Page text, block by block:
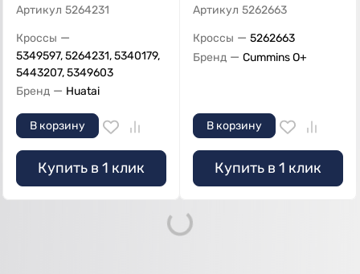
Артикул 5264231
Кроссы —
5349597, 5264231, 5340179,
5443207, 5349603
Бренд — Huatai
В корзину
Купить в 1 клик
Артикул 5262663
Кроссы — 5262663
Бренд — Cummins O+
В корзину
Купить в 1 клик
Loading...